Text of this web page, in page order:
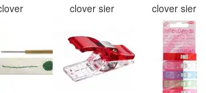
clover sier clover sier